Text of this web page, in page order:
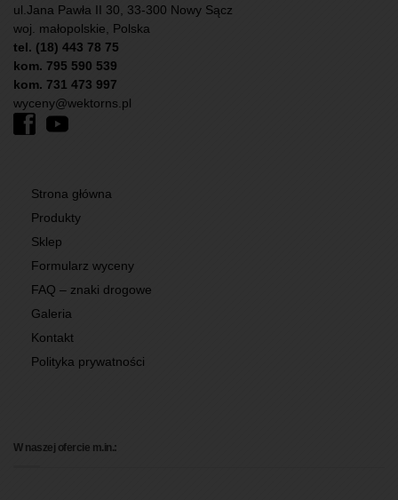
ul.Jana Pawła II 30, 33-300 Nowy Sącz
woj. małopolskie, Polska
tel. (18) 443 78 75
kom. 795 590 539
kom. 731 473 997
wyceny@wektorns.pl
Strona główna
Produkty
Sklep
Formularz wyceny
FAQ – znaki drogowe
Galeria
Kontakt
Polityka prywatności
W naszej ofercie m.in.: